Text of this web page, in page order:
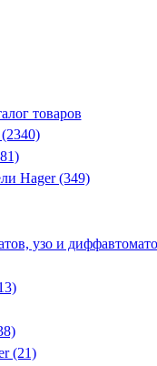
товаров
Hager (349)
узо и
(21)